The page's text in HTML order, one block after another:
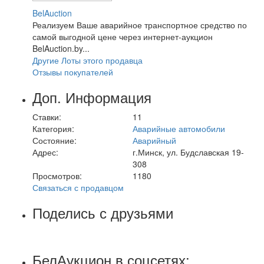
BelAuction
Реализуем Ваше аварийное транспортное средство по
самой выгодной цене через интернет-аукцион
BelAuction.by...
Другие Лоты этого продавца
Отзывы покупателей
Доп. Информация
Ставки:
11
Категория:
Аварийные автомобили
Состояние:
Аварийный
Адрес:
г.Минск, ул. Будславская 19-
308
Просмотров:
1180
Связаться с продавцом
Поделись с друзьями
БелАукцион в соцсетях: